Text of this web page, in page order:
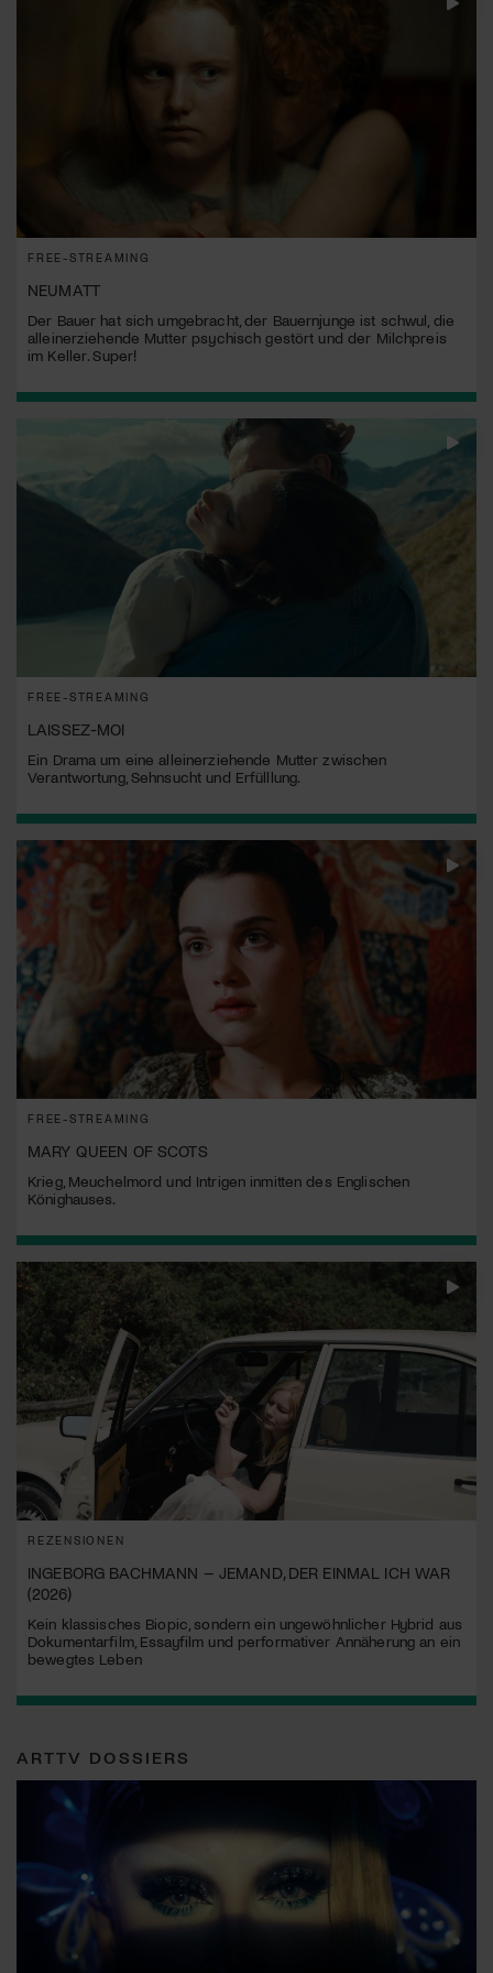
FREE-STREAMING
NEUMATT
Der Bauer hat sich umgebracht, der Bauernjunge ist schwul, die
alleinerziehende Mutter psychisch gestört und der Milchpreis
im Keller. Super!
FREE-STREAMING
LAISSEZ-MOI
Ein Drama um eine alleinerziehende Mutter zwischen
Verantwortung, Sehnsucht und Erfülllung.
FREE-STREAMING
MARY QUEEN OF SCOTS
Krieg, Meuchelmord und Intrigen inmitten des Englischen
Könighauses.
REZENSIONEN
INGEBORG BACHMANN – JEMAND, DER EINMAL ICH WAR
(2026)
Kein klassisches Biopic, sondern ein ungewöhnlicher Hybrid aus
Dokumentarfilm, Essayfilm und performativer Annäherung an ein
bewegtes Leben
ARTTV DOSSIERS